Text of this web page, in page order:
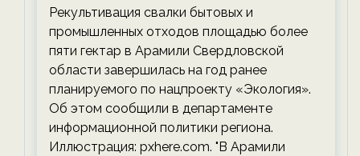
экологии на ECOportal
Рекультивация свалки бытовых и
промышленных отходов площадью более
пяти гектар в Арамили Свердловской
области завершилась на год ранее
планируемого по нацпроекту «Экология».
Об этом сообщили в департаменте
информационной политики региона.
Иллюстрация: pxhere.com. "В Арамили